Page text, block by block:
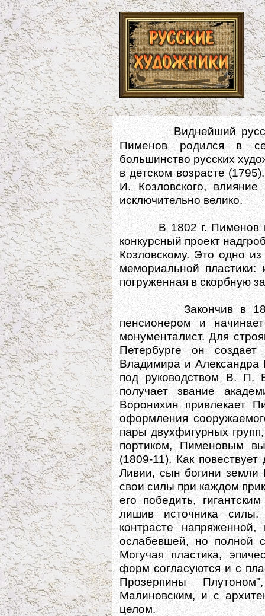
Виднейший
Пименов родился в
большинство русских
в детском возрасте
И. Козловского,
исключительно велико.
В 1802 г. Пименов
конкурсный проект
Козловскому. Это одно
мемориальной пластики:
погруженная в скорбную
Закончив в 1803 г.
пенсионером и
монументалист. Для
Петербурге он
Владимира и Александра
под руководством В. П.
получает звание
Воронихин привлекает
оформления
пары двухфигурных
портиком, Пименовым
(1809-11). Как
Ливии, сын богини земли
свои силы при каждом
его победить,
лишив источника силы.
контрасте
ослабевшей, но полной
Могучая пластика,
форм согласуются и с
Прозерпины
Малиновским, и с
целом.